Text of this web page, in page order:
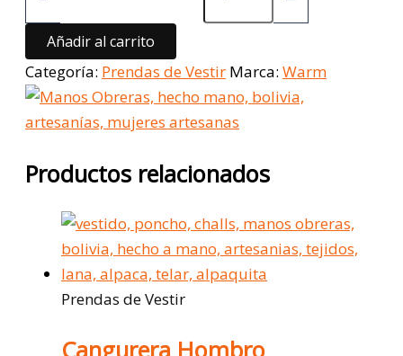
Añadir al carrito
Categoría: Prendas de Vestir Marca: Warm
Productos relacionados
Prendas de Vestir
Cangurera Hombro